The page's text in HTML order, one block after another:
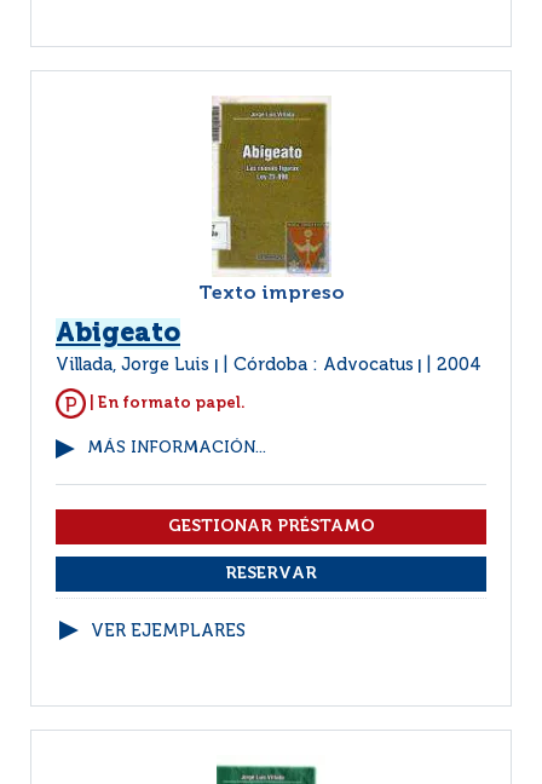
Texto impreso
Abigeato
Villada, Jorge Luis Córdoba : Advocatus 2004
| En formato papel.
MÁS INFORMACIÓN...
VER EJEMPLARES